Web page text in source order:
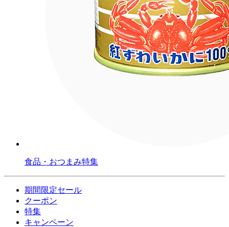
食品・おつまみ特集
期間限定セール
クーポン
特集
キャンペーン